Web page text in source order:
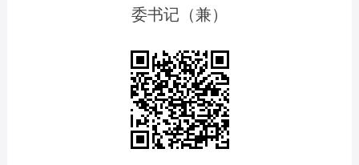
委书记（兼）